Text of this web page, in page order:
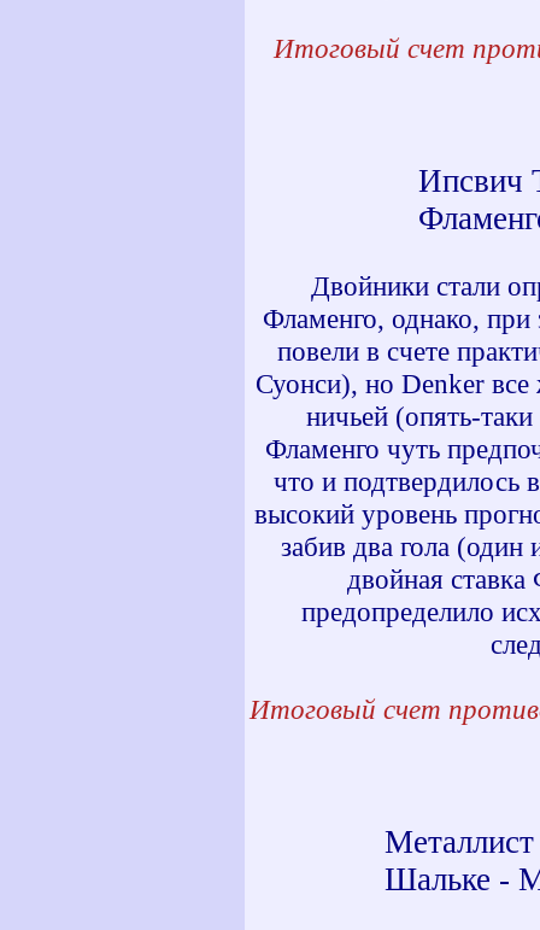
Итоговый счет
Ипсвич
Двойники стали
Фламенго, однако, при
повели в счете
Суонси), но Denker все
ничьей (опять-
Фламенго чуть
что и подтвердилось
высокий уровень
забив два гола
двойная
предопределило
Итоговый счет
Шальке -